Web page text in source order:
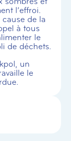
l’effroi.
de la
à tous
le
de déchets.
un
le